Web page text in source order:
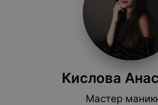
Кислова
Мастер